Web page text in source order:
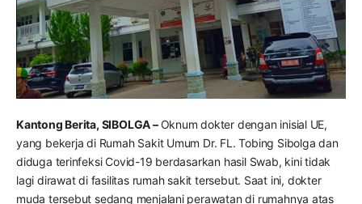
Kantong Berita, SIBOLGA –Oknum dokter dengan inisial UE,
yang bekerja di Rumah Sakit Umum Dr. FL. Tobing Sibolga dan
diduga terinfeksi Covid-19 berdasarkan hasil Swab, kini tidak
lagi dirawat di fasilitas rumah sakit tersebut. Saat ini, dokter
muda tersebut sedang menjalani perawatan di rumahnya atas